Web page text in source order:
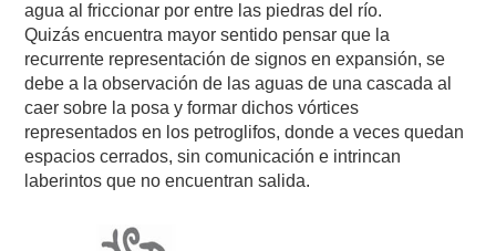
agua al friccionar por entre las piedras del río.
Quizás encuentra mayor sentido pensar que la
recurrente representación de signos en expansión, se
debe a la observación de las aguas de una cascada al
caer sobre la posa y formar dichos vórtices
representados en los petroglifos, donde a veces quedan
espacios cerrados, sin comunicación e intrincan
laberintos que no encuentran salida.